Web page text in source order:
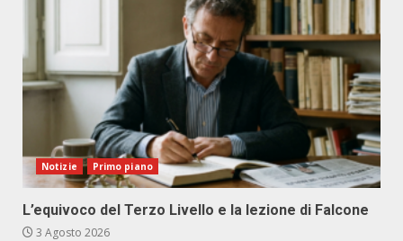
Notizie Primo piano
L’equivoco del Terzo Livello e la lezione di Falcone
3 Agosto 2026